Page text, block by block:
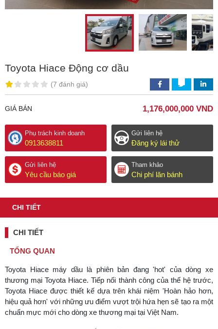
Toyota Hiace Động cơ dầu
(7 đánh giá)
GIÁ BÁN 1,176,000,000 VND
Phụ trách kinh doanh
0913638811
Gửi liên hệ
Yêu cầu báo giá
Gửi liên hệ
Đăng ký lái thử
Tham khảo
Chi phí lăn bánh
CHI TIẾT
CHI TIẾT
TỔNG QUAN
Toyota Hiace máy dầu là phiên bản đang 'hot' của dòng xe
thương mại Toyota Hiace. Tiếp nối thành công của thế hệ trước,
Toyota Hiace được thiết kế dựa trên khái niệm 'Hoàn hảo hơn,
hiệu quả hơn' với những ưu điểm vượt trội hứa hẹn sẽ tạo ra một
chuẩn mực mới cho dòng xe thương mại tại Việt Nam.